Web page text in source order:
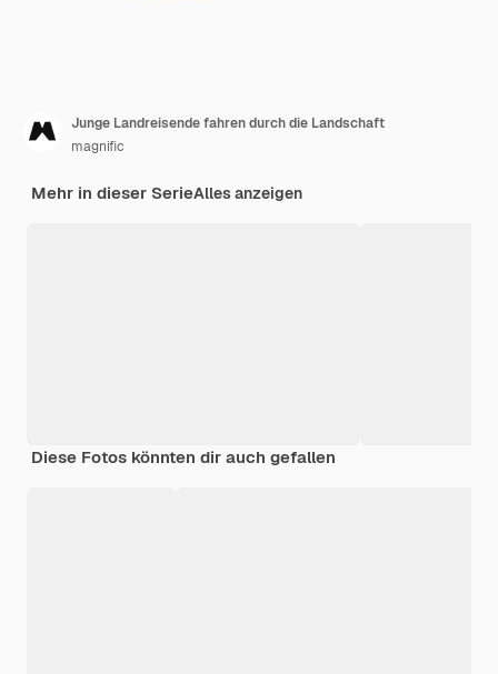
Junge Landreisende fahren durch die Landschaft
magnific
Mehr in dieser SerieAlles anzeigen
Diese Fotos könnten dir auch gefallen